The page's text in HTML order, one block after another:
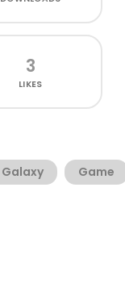
3
LIKES
Galaxy Game